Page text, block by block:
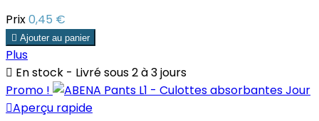
Prix0,45 €
 Ajouter au panier
Plus
 En stock - Livré sous 2 à 3 jours
Promo !
Aperçu rapide